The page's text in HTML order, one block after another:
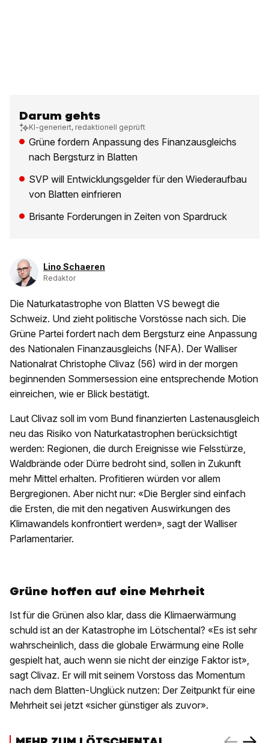
Darum gehts
KI-generiert, redaktionell geprüft
Grüne fordern Anpassung des Finanzausgleichs
nach Bergsturz in Blatten
SVP will Entwicklungsgelder für den Wiederaufbau
von Blatten einfrieren
Brisante Forderungen in Zeiten von Spardruck
Lino Schaeren
Redaktor
Die Naturkatastrophe von Blatten VS bewegt die
Schweiz. Und zieht politische Vorstösse nach sich. Die
Grüne Partei fordert nach dem Bergsturz eine Anpassung
des Nationalen Finanzausgleichs (NFA). Der Walliser
Nationalrat Christophe Clivaz (56) wird in der morgen
beginnenden Sommersession eine entsprechende Motion
einreichen, wie er Blick bestätigt.
Laut Clivaz soll im vom Bund finanzierten Lastenausgleich
neu das Risiko von Naturkatastrophen berücksichtigt
werden: Regionen, die durch Ereignisse wie Felsstürze,
Waldbrände oder Dürre bedroht sind, sollen in Zukunft
mehr Mittel erhalten. Profitieren würden vor allem
Bergregionen. Aber nicht nur: «Die Bergler sind einfach
die Ersten, die mit den negativen Auswirkungen des
Klimawandels konfrontiert werden», sagt der Walliser
Parlamentarier.
Grüne hoffen auf eine Mehrheit
Ist für die Grünen also klar, dass die Klimaerwärmung
schuld ist an der Katastrophe im Lötschental? «Es ist sehr
wahrscheinlich, dass die globale Erwärmung eine Rolle
gespielt hat, auch wenn sie nicht der einzige Faktor ist»,
sagt Clivaz. Er will mit seinem Vorstoss das Momentum
nach dem Blatten-Unglück nutzen: Der Zeitpunkt für eine
Mehrheit sei jetzt «sicher günstiger als zuvor».